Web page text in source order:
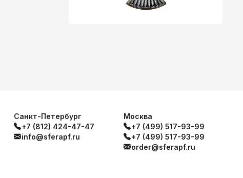
Санкт-Петербург
+7 (812) 424-47-47
info@sferapf.ru
Москва
+7 (499) 517-93-99
+7 (499) 517-93-99
order@sferapf.ru